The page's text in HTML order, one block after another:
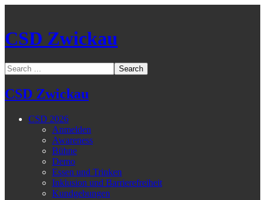
CSD Zwickau
CSD Zwickau
CSD 2026
Anmelden
Awareness
Bühne
Demo
Essen und Trinken
Inklusion und Barrierefreiheit
Kundgebungen